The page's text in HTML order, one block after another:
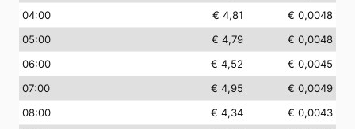
04:00 € 4,81
€ 0,0048
05:00 € 4,79
€ 0,0048
06:00 € 4,52
€ 0,0045
07:00 € 4,95
€ 0,0049
08:00 € 4,34
€ 0,0043